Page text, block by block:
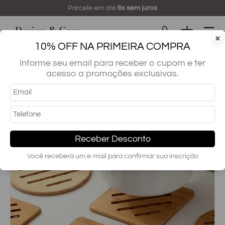
×
10% OFF NA PRIMEIRA COMPRA
Informe seu email para receber o cupom e ter
acesso a promoções exclusivas.
Receber Desconto
Você receberá um e-mail para confirmar sua inscrição
Pular
Parcele em até 6x sem juros
Descanso de Panela Descanso de Panela em Madeira Design & Casa